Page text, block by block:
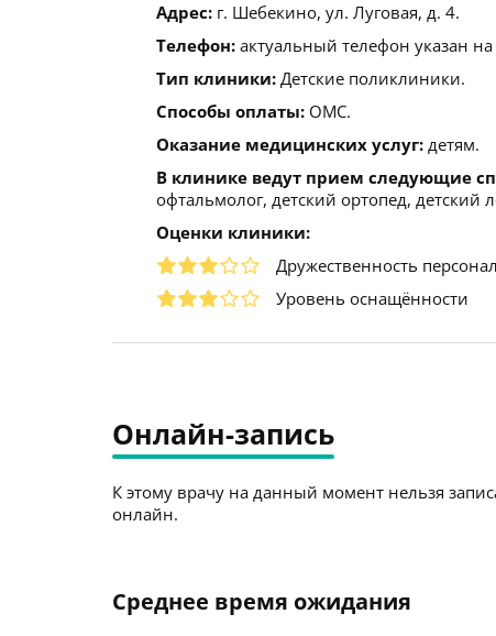
Адрес: г. Шебекино, ул. Луговая, д. 4.
Телефон: актуальный телефон указан
Тип клиники: Детские поликлиники.
Способы оплаты: ОМС.
Оказание медицинских услуг: детям.
В клинике ведут прием следующие
офтальмолог, детский ортопед, детский
Оценки клиники:
Дружественность
Уровень оснащённости
Онлайн-запись
К этому врачу на данный момент нельзя
онлайн.
Среднее время ожидания